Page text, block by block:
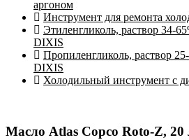
аргоном
Инструмент для ремонта
Этиленгликоль, раствор 34-
DIXIS
Пропиленгликоль, раствор
DIXIS
Холодильный инструмент с
Масло Atlas Copco Roto-Z, 20